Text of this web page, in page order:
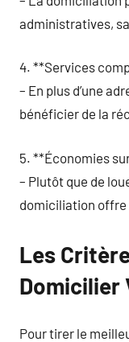
administratives,
4. **Services
– En plus d’une
bénéficier de la
5. **Économies
– Plutôt que de
domiciliation offre
Les
Domicilier
Pour tirer le